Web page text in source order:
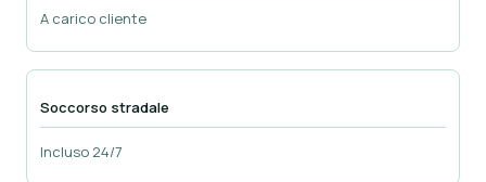
A carico cliente
Soccorso stradale
Incluso 24/7